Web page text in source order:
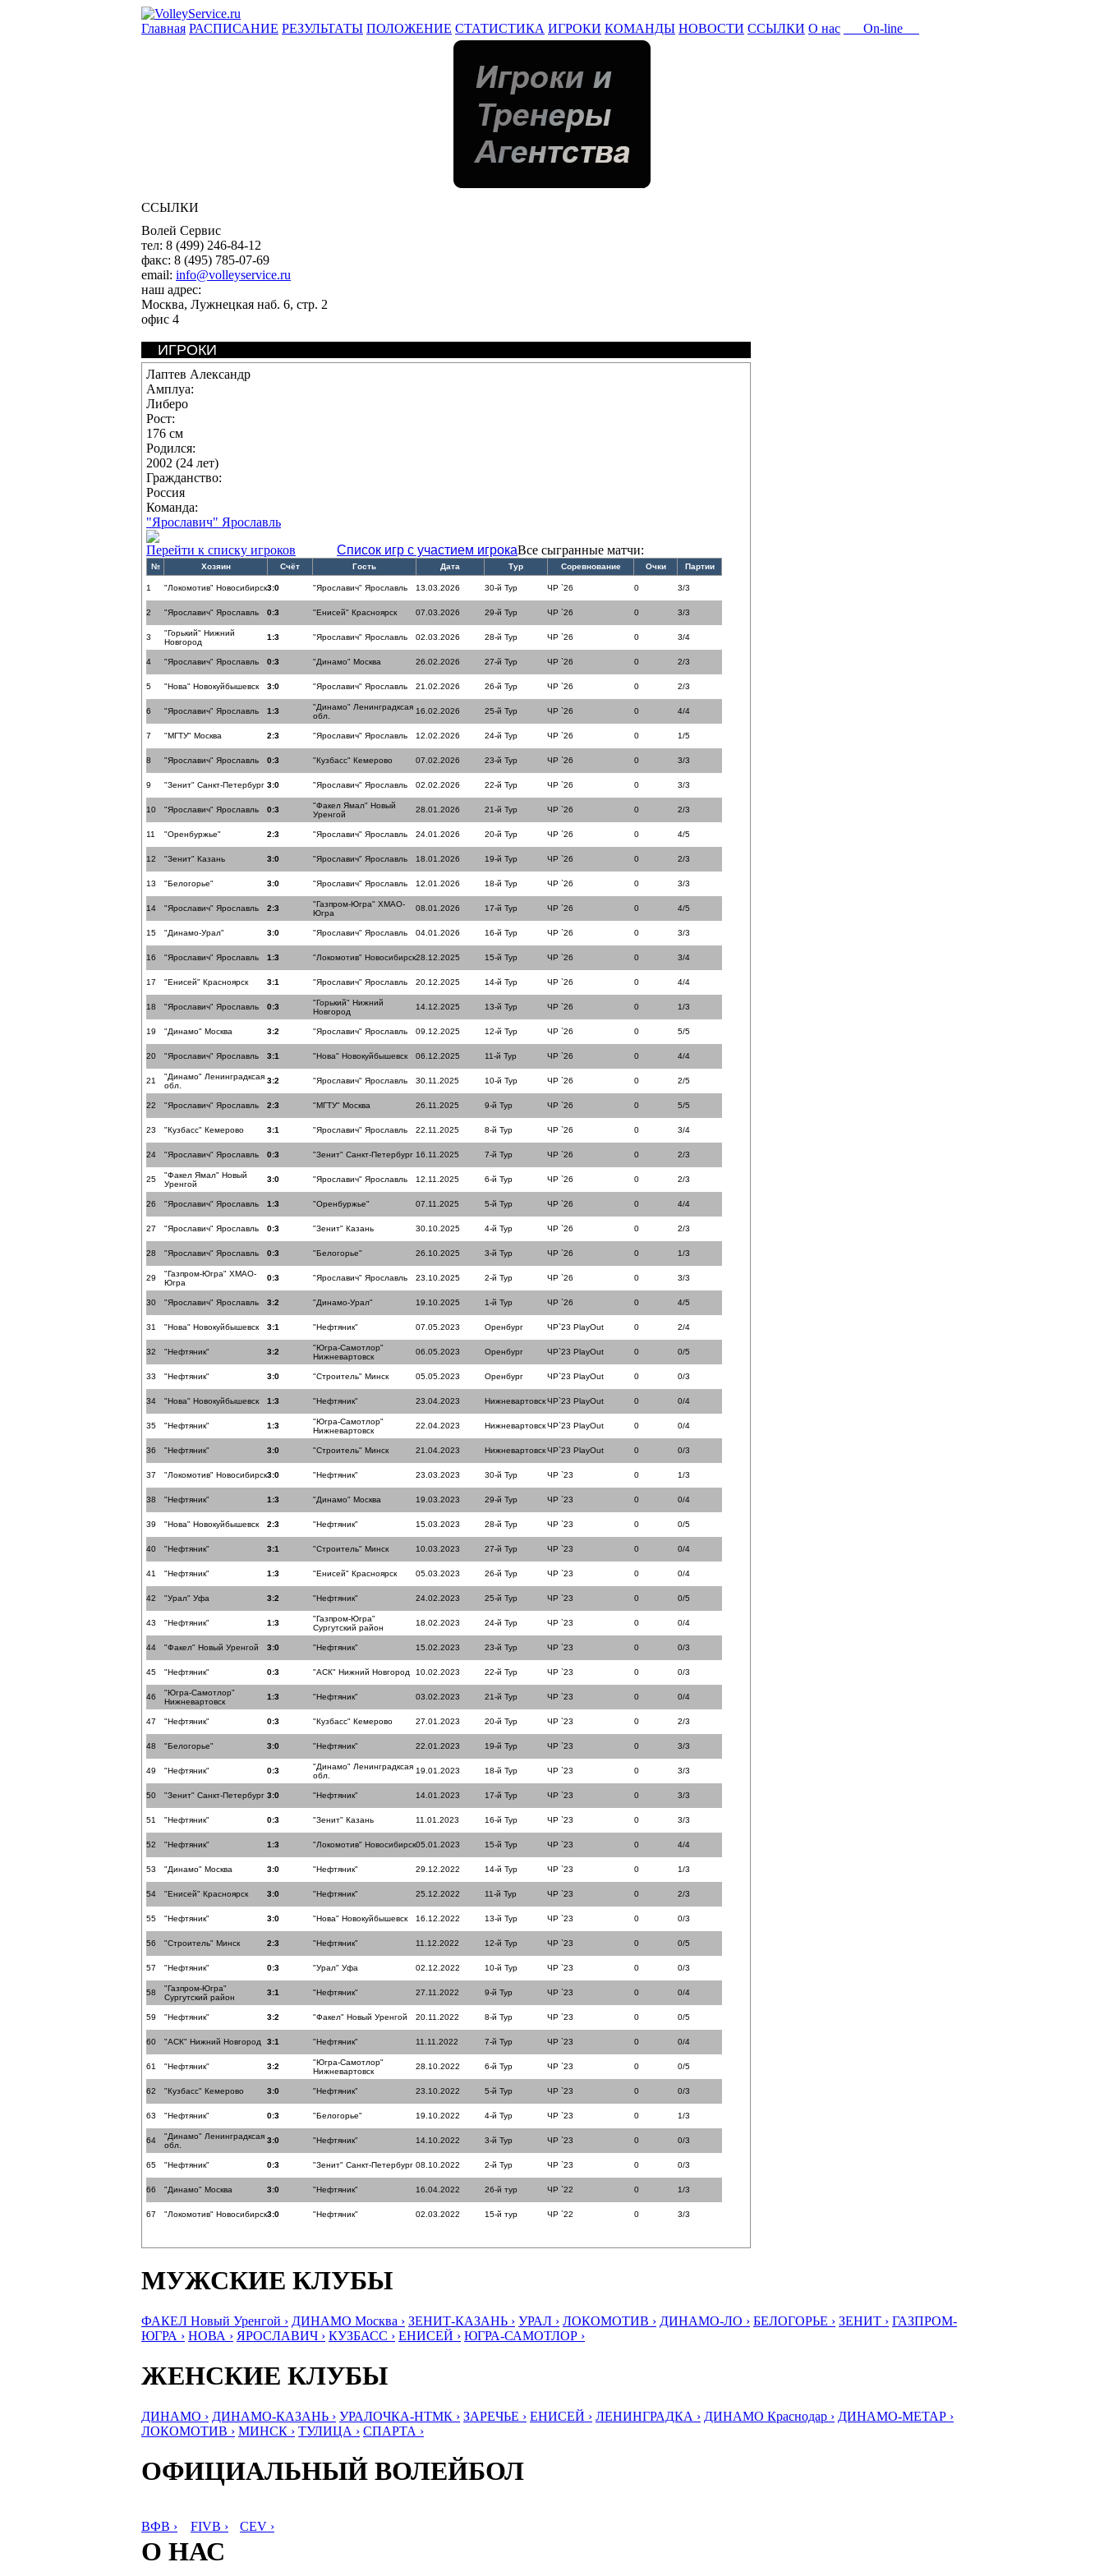
Главная РАСПИСАНИЕ РЕЗУЛЬТАТЫ ПОЛОЖЕНИЕ СТАТИСТИКА ИГРОКИ КОМАНДЫ НОВОСТИ ССЫЛКИ О нас On-line
ССЫЛКИ
Волей Сервис
тел: 8 (499) 246-84-12
факс: 8 (495) 785-07-69
email: info@volleyservice.ru
наш адрес:
Москва, Лужнецкая наб. 6, стр. 2
офис 4
ИГРОКИ
Лаптев Александр
Амплуа:
Либеро
Рост:
176 см
Родился:
2002 (24 лет)
Гражданство:
Россия
Команда:
"Ярославич" Ярославль
Перейти к списку игроков
Список игр с участием игрокаВсе сыгранные матчи:
№ Хозяин Счёт Гость Дата Тур Соревнование Очки Партии
1 "Локомотив" Новосибирск3:0 "Ярославич" Ярославль 13.03.2026 30-й Тур ЧР `26 0 3/3
2 "Ярославич" Ярославль 0:3 "Енисей" Красноярск 07.03.2026 29-й Тур ЧР `26 0 3/3
3
"Горький" Нижний
Новгород
1:3 "Ярославич" Ярославль 02.03.2026 28-й Тур ЧР `26 0 3/4
4 "Ярославич" Ярославль 0:3 "Динамо" Москва 26.02.2026 27-й Тур ЧР `26 0 2/3
5 "Нова" Новокуйбышевск 3:0 "Ярославич" Ярославль 21.02.2026 26-й Тур ЧР `26 0 2/3
6 "Ярославич" Ярославль 1:3
"Динамо" Ленинградксая
обл.
16.02.2026 25-й Тур ЧР `26 0 4/4
7 "МГТУ" Москва 2:3 "Ярославич" Ярославль 12.02.2026 24-й Тур ЧР `26 0 1/5
8 "Ярославич" Ярославль 0:3 "Кузбасс" Кемерово 07.02.2026 23-й Тур ЧР `26 0 3/3
9 "Зенит" Санкт-Петербург 3:0 "Ярославич" Ярославль 02.02.2026 22-й Тур ЧР `26 0 3/3
10 "Ярославич" Ярославль 0:3
"Факел Ямал" Новый
Уренгой
28.01.2026 21-й Тур ЧР `26 0 2/3
11 "Оренбуржье" 2:3 "Ярославич" Ярославль 24.01.2026 20-й Тур ЧР `26 0 4/5
12 "Зенит" Казань 3:0 "Ярославич" Ярославль 18.01.2026 19-й Тур ЧР `26 0 2/3
13 "Белогорье" 3:0 "Ярославич" Ярославль 12.01.2026 18-й Тур ЧР `26 0 3/3
14 "Ярославич" Ярославль 2:3
"Газпром-Югра" ХМАО-
Югра
08.01.2026 17-й Тур ЧР `26 0 4/5
15 "Динамо-Урал" 3:0 "Ярославич" Ярославль 04.01.2026 16-й Тур ЧР `26 0 3/3
16 "Ярославич" Ярославль 1:3 "Локомотив" Новосибирск28.12.2025 15-й Тур ЧР `26 0 3/4
17 "Енисей" Красноярск 3:1 "Ярославич" Ярославль 20.12.2025 14-й Тур ЧР `26 0 4/4
18 "Ярославич" Ярославль 0:3
"Горький" Нижний
Новгород
14.12.2025 13-й Тур ЧР `26 0 1/3
19 "Динамо" Москва 3:2 "Ярославич" Ярославль 09.12.2025 12-й Тур ЧР `26 0 5/5
20 "Ярославич" Ярославль 3:1 "Нова" Новокуйбышевск 06.12.2025 11-й Тур ЧР `26 0 4/4
21
"Динамо" Ленинградксая
обл.
3:2 "Ярославич" Ярославль 30.11.2025 10-й Тур ЧР `26 0 2/5
22 "Ярославич" Ярославль 2:3 "МГТУ" Москва 26.11.2025 9-й Тур ЧР `26 0 5/5
23 "Кузбасс" Кемерово 3:1 "Ярославич" Ярославль 22.11.2025 8-й Тур ЧР `26 0 3/4
24 "Ярославич" Ярославль 0:3 "Зенит" Санкт-Петербург 16.11.2025 7-й Тур ЧР `26 0 2/3
25
"Факел Ямал" Новый
Уренгой
3:0 "Ярославич" Ярославль 12.11.2025 6-й Тур ЧР `26 0 2/3
26 "Ярославич" Ярославль 1:3 "Оренбуржье" 07.11.2025 5-й Тур ЧР `26 0 4/4
27 "Ярославич" Ярославль 0:3 "Зенит" Казань 30.10.2025 4-й Тур ЧР `26 0 2/3
28 "Ярославич" Ярославль 0:3 "Белогорье" 26.10.2025 3-й Тур ЧР `26 0 1/3
29
"Газпром-Югра" ХМАО-
Югра
0:3 "Ярославич" Ярославль 23.10.2025 2-й Тур ЧР `26 0 3/3
30 "Ярославич" Ярославль 3:2 "Динамо-Урал" 19.10.2025 1-й Тур ЧР `26 0 4/5
31 "Нова" Новокуйбышевск 3:1 "Нефтяник" 07.05.2023 Оренбург ЧР`23 PlayOut 0 2/4
32 "Нефтяник" 3:2
"Югра-Самотлор"
Нижневартовск
06.05.2023 Оренбург ЧР`23 PlayOut 0 0/5
33 "Нефтяник" 3:0 "Строитель" Минск 05.05.2023 Оренбург ЧР`23 PlayOut 0 0/3
34 "Нова" Новокуйбышевск 1:3 "Нефтяник" 23.04.2023 НижневартовскЧР`23 PlayOut 0 0/4
35 "Нефтяник" 1:3
"Югра-Самотлор"
Нижневартовск
22.04.2023 НижневартовскЧР`23 PlayOut 0 0/4
36 "Нефтяник" 3:0 "Строитель" Минск 21.04.2023 НижневартовскЧР`23 PlayOut 0 0/3
37 "Локомотив" Новосибирск3:0 "Нефтяник" 23.03.2023 30-й Тур ЧР `23 0 1/3
38 "Нефтяник" 1:3 "Динамо" Москва 19.03.2023 29-й Тур ЧР `23 0 0/4
39 "Нова" Новокуйбышевск 2:3 "Нефтяник" 15.03.2023 28-й Тур ЧР `23 0 0/5
40 "Нефтяник" 3:1 "Строитель" Минск 10.03.2023 27-й Тур ЧР `23 0 0/4
41 "Нефтяник" 1:3 "Енисей" Красноярск 05.03.2023 26-й Тур ЧР `23 0 0/4
42 "Урал" Уфа 3:2 "Нефтяник" 24.02.2023 25-й Тур ЧР `23 0 0/5
43 "Нефтяник" 1:3
"Газпром-Югра"
Сургутский район
18.02.2023 24-й Тур ЧР `23 0 0/4
44 "Факел" Новый Уренгой 3:0 "Нефтяник" 15.02.2023 23-й Тур ЧР `23 0 0/3
45 "Нефтяник" 0:3 "АСК" Нижний Новгород 10.02.2023 22-й Тур ЧР `23 0 0/3
46
"Югра-Самотлор"
Нижневартовск
1:3 "Нефтяник" 03.02.2023 21-й Тур ЧР `23 0 0/4
47 "Нефтяник" 0:3 "Кузбасс" Кемерово 27.01.2023 20-й Тур ЧР `23 0 2/3
48 "Белогорье" 3:0 "Нефтяник" 22.01.2023 19-й Тур ЧР `23 0 3/3
49 "Нефтяник" 0:3
"Динамо" Ленинградксая
обл.
19.01.2023 18-й Тур ЧР `23 0 3/3
50 "Зенит" Санкт-Петербург 3:0 "Нефтяник" 14.01.2023 17-й Тур ЧР `23 0 3/3
51 "Нефтяник" 0:3 "Зенит" Казань 11.01.2023 16-й Тур ЧР `23 0 3/3
52 "Нефтяник" 1:3 "Локомотив" Новосибирск05.01.2023 15-й Тур ЧР `23 0 4/4
53 "Динамо" Москва 3:0 "Нефтяник" 29.12.2022 14-й Тур ЧР `23 0 1/3
54 "Енисей" Красноярск 3:0 "Нефтяник" 25.12.2022 11-й Тур ЧР `23 0 2/3
55 "Нефтяник" 3:0 "Нова" Новокуйбышевск 16.12.2022 13-й Тур ЧР `23 0 0/3
56 "Строитель" Минск 2:3 "Нефтяник" 11.12.2022 12-й Тур ЧР `23 0 0/5
57 "Нефтяник" 0:3 "Урал" Уфа 02.12.2022 10-й Тур ЧР `23 0 0/3
58
"Газпром-Югра"
Сургутский район
3:1 "Нефтяник" 27.11.2022 9-й Тур ЧР `23 0 0/4
59 "Нефтяник" 3:2 "Факел" Новый Уренгой 20.11.2022 8-й Тур ЧР `23 0 0/5
60 "АСК" Нижний Новгород 3:1 "Нефтяник" 11.11.2022 7-й Тур ЧР `23 0 0/4
61 "Нефтяник" 3:2
"Югра-Самотлор"
Нижневартовск
28.10.2022 6-й Тур ЧР `23 0 0/5
62 "Кузбасс" Кемерово 3:0 "Нефтяник" 23.10.2022 5-й Тур ЧР `23 0 0/3
63 "Нефтяник" 0:3 "Белогорье" 19.10.2022 4-й Тур ЧР `23 0 1/3
64
"Динамо" Ленинградксая
обл.
3:0 "Нефтяник" 14.10.2022 3-й Тур ЧР `23 0 0/3
65 "Нефтяник" 0:3 "Зенит" Санкт-Петербург 08.10.2022 2-й Тур ЧР `23 0 0/3
66 "Динамо" Москва 3:0 "Нефтяник" 16.04.2022 26-й тур ЧР `22 0 1/3
67 "Локомотив" Новосибирск3:0 "Нефтяник" 02.03.2022 15-й тур ЧР `22 0 3/3
МУЖСКИЕ КЛУБЫ
ФАКЕЛ Новый Уренгой › ДИНАМО Москва › ЗЕНИТ-КАЗАНЬ › УРАЛ › ЛОКОМОТИВ › ДИНАМО-ЛО › БЕЛОГОРЬЕ › ЗЕНИТ › ГАЗПРОМ-
ЮГРА › НОВА › ЯРОСЛАВИЧ › КУЗБАСС › ЕНИСЕЙ › ЮГРА-САМОТЛОР ›
ЖЕНСКИЕ КЛУБЫ
ДИНАМО › ДИНАМО-КАЗАНЬ › УРАЛОЧКА-НТМК › ЗАРЕЧЬЕ › ЕНИСЕЙ › ЛЕНИНГРАДКА › ДИНАМО Краснодар › ДИНАМО-МЕТАР ›
ЛОКОМОТИВ › МИНСК › ТУЛИЦА › СПАРТА ›
ОФИЦИАЛЬНЫЙ ВОЛЕЙБОЛ
ВФВ › FIVB › CEV ›
О НАС